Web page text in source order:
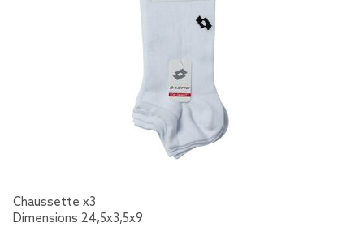
Chaussette x3
Dimensions 24,5x3,5x9